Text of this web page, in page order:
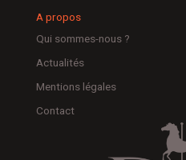
A propos
Qui sommes-nous ?
Actualités
Mentions légales
Contact